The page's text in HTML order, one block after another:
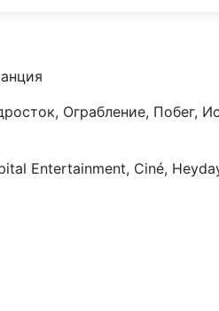
Ограбление, Побег,
Entertainment, Ciné,